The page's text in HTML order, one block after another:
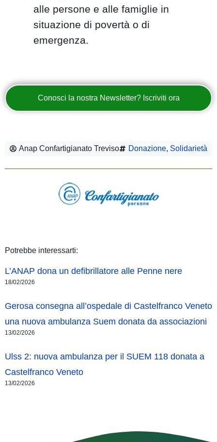
alle persone e alle famiglie in
situazione di povertà o di
emergenza.
Conosci la nostra Newsletter? Iscriviti ora
Anap Confartigianato Treviso Donazione, Solidarietà
Potrebbe interessarti:
L’ANAP dona un defibrillatore alle Penne nere
18/02/2026
Gerosa consegna all’ospedale di Castelfranco Veneto
una nuova ambulanza Suem donata da associazioni
13/02/2026
Ulss 2: nuova ambulanza per il SUEM 118 donata a
Castelfranco Veneto
13/02/2026